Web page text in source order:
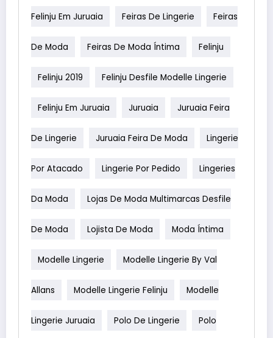
Felinju Em Juruaia Feiras De Lingerie Feiras
De Moda Feiras De Moda Íntima Felinju
Felinju 2019 Felinju Desfile Modelle Lingerie
Felinju Em Juruaia Juruaia Juruaia Feira
De Lingerie Juruaia Feira De Moda Lingerie
Por Atacado Lingerie Por Pedido Lingeries
Da Moda Lojas De Moda Multimarcas Desfile
De Moda Lojista De Moda Moda Íntima
Modelle Lingerie Modelle Lingerie By Val
Allans Modelle Lingerie Felinju Modelle
Lingerie Juruaia Polo De Lingerie Polo